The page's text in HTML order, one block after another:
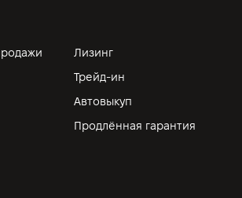
Лизинг
Трейд-ин
Автовыкуп
Продлённая гарантия